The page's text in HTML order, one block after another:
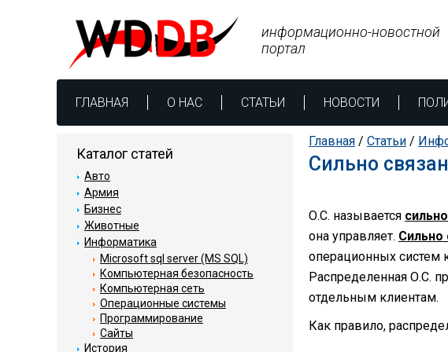
ГЛАВНАЯ О НАС СТАТЬИ НОВОСТИ
информационно-новостной
портал
Главная / Статьи /
Сильно
О.С. называется
она управляет. Сильно
операционных систем
Распределенная О.С.
отдельным клиентам.
Как правило,
Каталог статей
Авто
Армия
Бизнес
Животные
Информатика
Microsoft sql server (MS SQL)
Компьютерная безопасность
Компьютерная сеть
Операционные системы
Программирование
Сайты
История